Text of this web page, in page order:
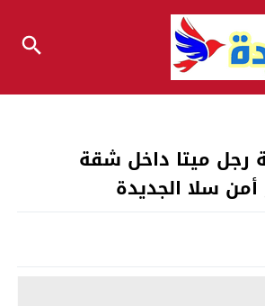
رجل ميتا داخل شقة
سلا الجديدة